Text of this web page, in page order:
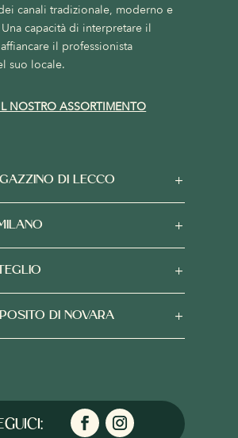
canali tradizionale, moderno e
capacità di interpretare il
il professionista
suo locale.
NOSTRO ASSORTIMENTO
DI LECCO
DI NOVARA